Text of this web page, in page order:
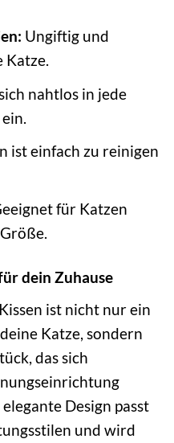
Ungiftig und
Katze.
nahtlos in jede
ist einfach zu reinigen
für Katzen
dein Zuhause
ist nicht nur ein
Katze, sondern
das sich
Design passt
und wird